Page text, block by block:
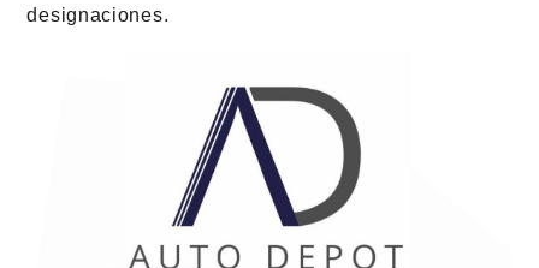
designaciones.